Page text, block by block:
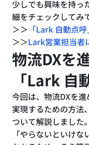
少しでも興味を持っ
細をチェックしてみ
＞＞ 「Lark 自動点
＞＞Lark営業担当者
物流DXを
「Lark 自
今回は、物流DXを
実現するための方法
ついて解説しました。
「やらないといけ